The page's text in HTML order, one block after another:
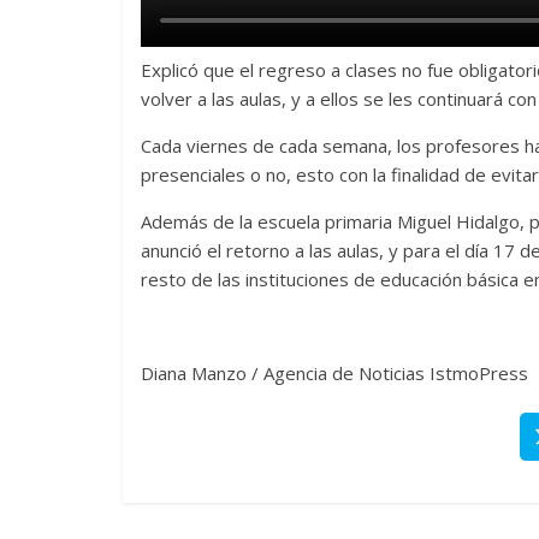
Explicó que el regreso a clases no fue
volver a las aulas, y a ellos se les continuará
Cada viernes de cada semana, los profesores
presenciales o no, esto con la finalidad de
Además de la escuela primaria Miguel Hidalgo,
anunció el retorno a las aulas, y para el día 17
resto de las instituciones de educación básica
Diana Manzo / Agencia de Noticias IstmoPress